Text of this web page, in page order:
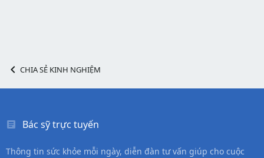
CHIA SẺ KINH NGHIỆM
Bác sỹ trực tuyến
Thông tin sức khỏe mỗi ngày, diễn đàn tư vấn giúp cho cuộc